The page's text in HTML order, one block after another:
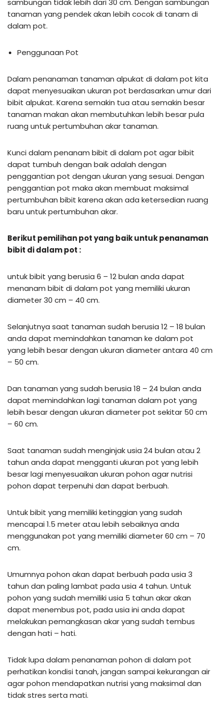
sambungan tidak lebih dari 30 cm. Dengan sambungan
tanaman yang pendek akan lebih cocok di tanam di
dalam pot.
Penggunaan Pot
Dalam penanaman tanaman alpukat di dalam pot kita
dapat menyesuaikan ukuran pot berdasarkan umur dari
bibit alpukat. Karena semakin tua atau semakin besar
tanaman makan akan membutuhkan lebih besar pula
ruang untuk pertumbuhan akar tanaman.
Kunci dalam penanam bibit di dalam pot agar bibit
dapat tumbuh dengan baik adalah dengan
penggantian pot dengan ukuran yang sesuai. Dengan
penggantian pot maka akan membuat maksimal
pertumbuhan bibit karena akan ada ketersedian ruang
baru untuk pertumbuhan akar.
Berikut pemilihan pot yang baik untuk penanaman
bibit di dalam pot :
untuk bibit yang berusia 6 – 12 bulan anda dapat
menanam bibit di dalam pot yang memiliki ukuran
diameter 30 cm – 40 cm.
Selanjutnya saat tanaman sudah berusia 12 – 18 bulan
anda dapat memindahkan tanaman ke dalam pot
yang lebih besar dengan ukuran diameter antara 40 cm
– 50 cm.
Dan tanaman yang sudah berusia 18 – 24 bulan anda
dapat memindahkan lagi tanaman dalam pot yang
lebih besar dengan ukuran diameter pot sekitar 50 cm
– 60 cm.
Saat tanaman sudah menginjak usia 24 bulan atau 2
tahun anda dapat mengganti ukuran pot yang lebih
besar lagi menyesuaikan ukuran pohon agar nutrisi
pohon dapat terpenuhi dan dapat berbuah.
Untuk bibit yang memiliki ketinggian yang sudah
mencapai 1.5 meter atau lebih sebaiknya anda
menggunakan pot yang memiliki diameter 60 cm – 70
cm.
Umumnya pohon akan dapat berbuah pada usia 3
tahun dan paling lambat pada usia 4 tahun. Untuk
pohon yang sudah memiliki usia 5 tahun akar akan
dapat menembus pot, pada usia ini anda dapat
melakukan pemangkasan akar yang sudah tembus
dengan hati – hati.
Tidak lupa dalam penanaman pohon di dalam pot
perhatikan kondisi tanah, jangan sampai kekurangan air
agar pohon mendapatkan nutrisi yang maksimal dan
tidak stres serta mati.